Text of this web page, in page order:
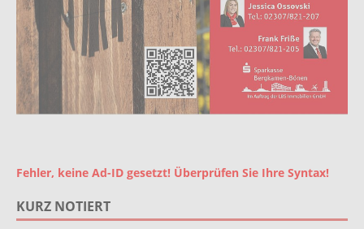
Fehler, keine Ad-ID gesetzt! Überprüfen Sie Ihre Syntax!
KURZ NOTIERT